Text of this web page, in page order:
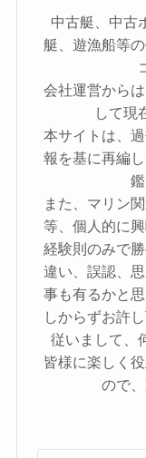
中古艇、中古
艇、遊漁船等
会社運営から
して現
本サイトは、
報を基に再編
また、マリン
等、個人的に
経験則のみで
違い、誤認、
事も有るかと
しからずお許
従いまして、
皆様に楽しく
ので